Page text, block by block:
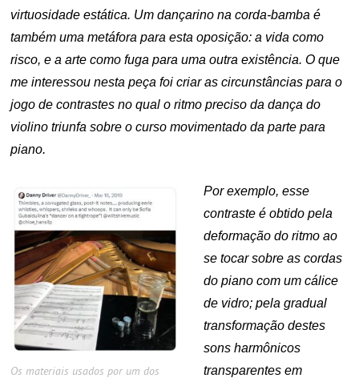
virtuosidade estática. Um dançarino na corda-bamba é
também uma metáfora para esta oposição: a vida como
risco, e a arte como fuga para uma outra existência. O que
me interessou nesta peça foi criar as circunstâncias para o
jogo de contrastes no qual o ritmo preciso da dança do
violino triunfa sobre o curso movimentado da parte para
piano.
Os materiais usados por um dos
Por exemplo, esse
contraste é obtido pela
deformação do ritmo ao
se tocar sobre as cordas
do piano com um cálice
de vidro; pela gradual
transformação destes
sons harmônicos
transparentes em